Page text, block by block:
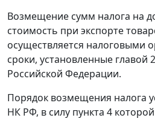
Возмещение сумм налога на
стоимость при экспорте
осуществляется налоговыми
сроки, установленные главой
Российской Федерации.
Порядок возмещения налога
НК РФ, в силу пункта 4